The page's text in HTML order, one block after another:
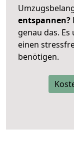
entspannen?
genau das.
einen
benötigen.